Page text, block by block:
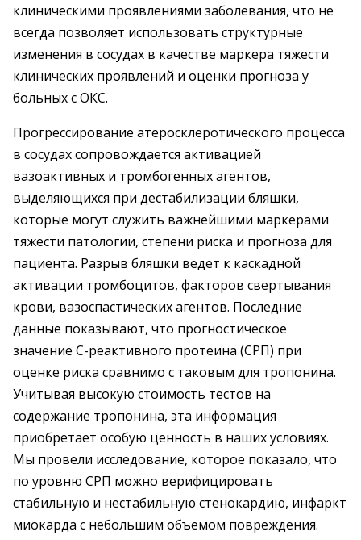
клиническими проявлениями заболевания, что не
всегда позволяет использовать структурные
изменения в сосудах в качестве маркера тяжести
клинических проявлений и оценки прогноза у
больных с ОКС.
Прогрессирование атеросклеротического процесса
в сосудах сопровождается активацией
вазоактивных и тромбогенных агентов,
выделяющихся при дестабилизации бляшки,
которые могут служить важнейшими маркерами
тяжести патологии, степени риска и прогноза для
пациента. Разрыв бляшки ведет к каскадной
активации тромбоцитов, факторов свертывания
крови, вазоспастических агентов. Последние
данные показывают, что прогностическое
значение С-реактивного протеина (СРП) при
оценке риска сравнимо с таковым для тропонина.
Учитывая высокую стоимость тестов на
содержание тропонина, эта информация
приобретает особую ценность в наших условиях.
Мы провели исследование, которое показало, что
по уровню СРП можно верифицировать
стабильную и нестабильную стенокардию, инфаркт
миокарда с небольшим объемом повреждения.